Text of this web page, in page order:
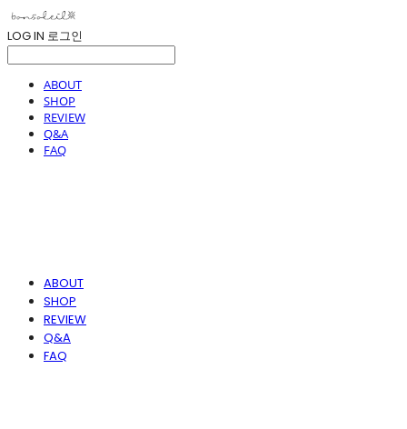
LOG IN 로그인
ABOUT
SHOP
REVIEW
Q&A
FAQ
ABOUT
SHOP
REVIEW
Q&A
FAQ